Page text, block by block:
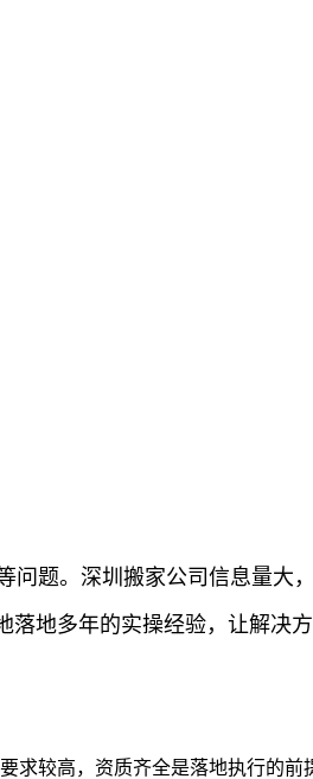
问题。深圳搬家公司信息量大
地多年的实操经验，让解决
求较高，资质齐全是落地执行的前